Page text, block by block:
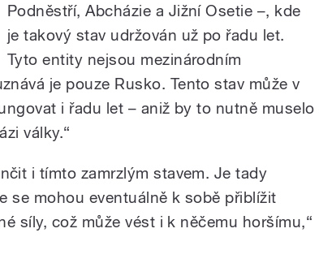
Podněstří, Abcházie a Jižní Osetie –, kde
je takový stav udržován už po řadu let.
Tyto entity nejsou mezinárodním
je pouze Rusko. Tento stav může v
i řadu let – aniž by to nutně muselo
války.“
i tímto zamrzlým stavem. Je tady
se mohou eventuálně k sobě přiblížit
síly, což může vést i k něčemu horšímu,“